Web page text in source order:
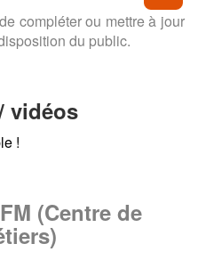
compléter ou mettre à jour
du public.
vidéos
!
(Centre de